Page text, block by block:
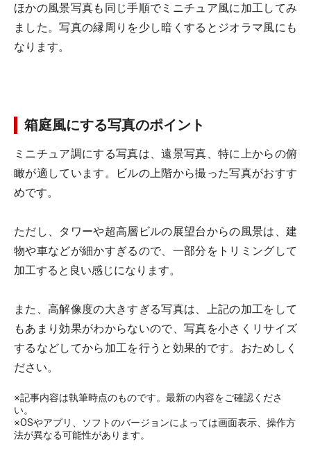
ほかの風景写真も同じ手順でミニチュア風に加工してみ
ました。写真の縁周りを少し暗くするとジオラマ風にも
なります。
箱庭風にする写真のポイント
ミニチュア調にする写真は、遠景写真、特に上からの俯
瞰が適しています。ビルの上階から撮った写真がおすす
めです。
ただし、タワーや超高層ビルの展望台からの風景は、建
物や車などが細かすぎるので、一部分をトリミングして
加工すると良い感じになります。
また、高解像度の大きすぎる写真は、上記の加工をして
もあまり効果がわからないので、写真を小さくリサイズ
するなどしてから加工を行うと効果的です。おためしく
ださい。
※記事内容は執筆時点のものです。最新の内容をご確認くださ
い。
※OSやアプリ、ソフトのバージョンによっては画面表示、操作方
法が異なる可能性があります。